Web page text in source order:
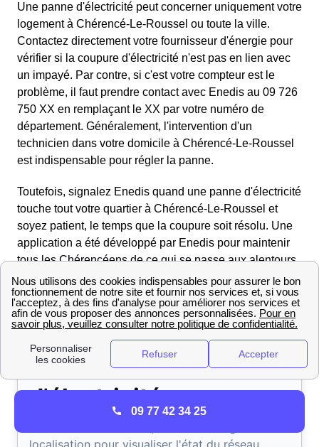
Une panne d'électricité peut concerner uniquement votre
logement à Chérencé-Le-Roussel ou toute la ville.
Contactez directement votre fournisseur d'énergie pour
vérifier si la coupure d'électricité n'est pas en lien avec
un impayé. Par contre, si c'est votre compteur est le
problème, il faut prendre contact avec Enedis au 09 726
750 XX en remplaçant le XX par votre numéro de
département. Généralement, l'intervention d'un
technicien dans votre domicile à Chérencé-Le-Roussel
est indispensable pour régler la panne.
Toutefois, signalez Enedis quand une panne d'électricité
touche tout votre quartier à Chérencé-Le-Roussel et
soyez patient, le temps que la coupure soit résolu. Une
application a été développé par Enedis pour maintenir
tous les Chérencéens de ce qui se passe aux alentours
de Chérencé-Le-Roussel au niveau du réseau
d'électricité.
09 77 42 34 25